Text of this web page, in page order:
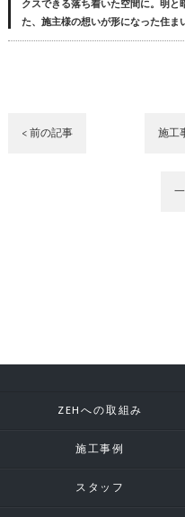
クスできる落ち着いた空間に。明
た、施主様の想いが形になった住ま
< 前の記事 施工
ZEHへの取組み
施工事例
スタッフ